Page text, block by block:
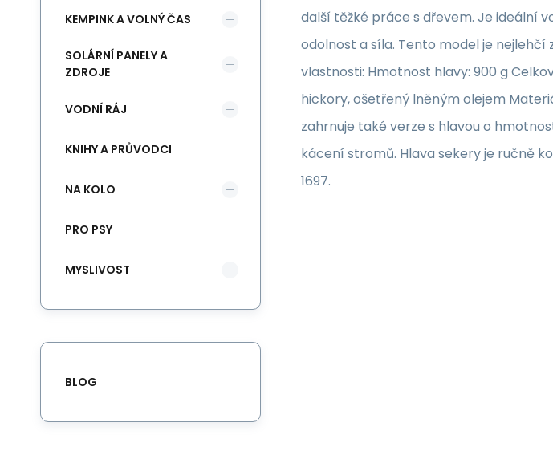
další těžké práce s dřevem. Je ideální
odolnost a síla. Tento model je
vlastnosti: Hmotnost hlavy: 900 g
hickory, ošetřený lněným olejem
zahrnuje také verze s hlavou o
kácení stromů. Hlava sekery je ručně
1697.
KEMPINK A VOLNÝ ČAS
SOLÁRNÍ PANELY A
ZDROJE
VODNÍ RÁJ
KNIHY A PRŮVODCI
NA KOLO
PRO PSY
MYSLIVOST
BLOG